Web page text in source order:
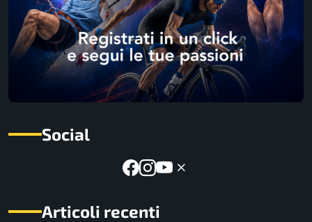
Social
Articoli recenti